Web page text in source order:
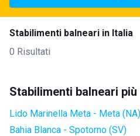
Stabilimenti balneari in Italia
0 Risultati
Stabilimenti balneari
Lido Marinella Meta - Meta (NA)
Bahia Blanca - Spotorno (SV)